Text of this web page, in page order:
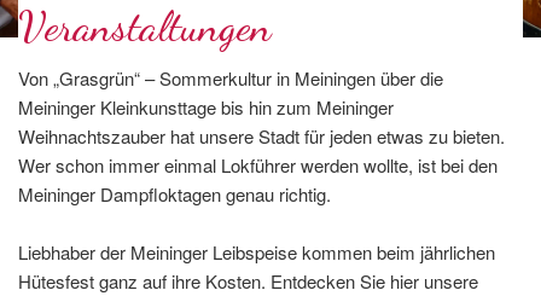
Veranstaltungen
Von „Grasgrün“ – Sommerkultur in Meiningen über die
Meininger Kleinkunsttage bis hin zum Meininger
Weihnachtszauber hat unsere Stadt für jeden etwas zu bieten.
Wer schon immer einmal Lokführer werden wollte, ist bei den
Meininger Dampfloktagen genau richtig.
Liebhaber der Meininger Leibspeise kommen beim jährlichen
Hütesfest ganz auf ihre Kosten. Entdecken Sie hier unsere